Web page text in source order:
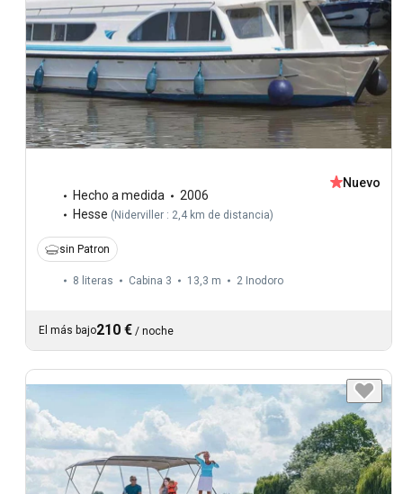
Hecho a medida
2006
Hesse ( Niderviller : 2,4 km de distancia)
Nuevo
sin Patron
8 literas Cabina 3 13,3 m 2 Inodoro
El más bajo210 € / noche